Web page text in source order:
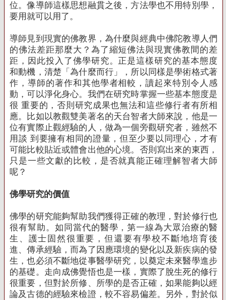
位。像導師這樣思想融貫之後，方法學也不用特別學，
要用就可以用了。
導師見到現實的佛教界，為什麼與經典中佛陀教導人們
的佛法差距那麼大？為了縮短佛法與現實佛教間的差
距，因此投入了佛學研究。正是這樣研究的基本態度
和動機，清楚「為什麼而行」，所以同樣是學術格式著
作，導師的著作和其他學者相較，讀起來特別令人感
動，可以淨化身心。我們在研究時掌握一些基本態度是
很 重要的，否則研究成果也無法和這些修行者有所相
應。比如以教觀雙美著名的天台智者大師來說，他是一
位有實際止觀經驗的人，做為一個旁觀研究者，雖然不
用談 到要擁有相同的證量，但至少要以同理心，才有
可能比較貼近或體會出他的心境。否則寫出來的東西，
只是一些文獻的比較，是否就真能正確理解智者大師
呢？
佛學研究的價值
佛學的研究能夠幫助我們獲得正確的教理，對於修行也
很有幫助。如同當代的醫學，第一線為大眾治療的醫
生、護士固然很重要，但還要有學校不斷地培育後
進、傳承經驗，而為了因應環境的變化以及新疾病的發
生，也必須不斷地從事醫學研究，以奠定未來醫學進步
的基礎。走向成佛覺悟也是一樣，實際了脫生死的修行
很重要，但對於所修、所學的是否正確，如果能夠以經
論及古德的經驗來檢證，較不容易偏差。另外，對於似